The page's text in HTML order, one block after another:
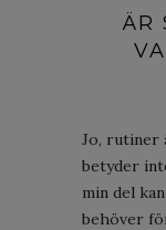
ÄR
Jo, rutiner
betyder
min del
behöver